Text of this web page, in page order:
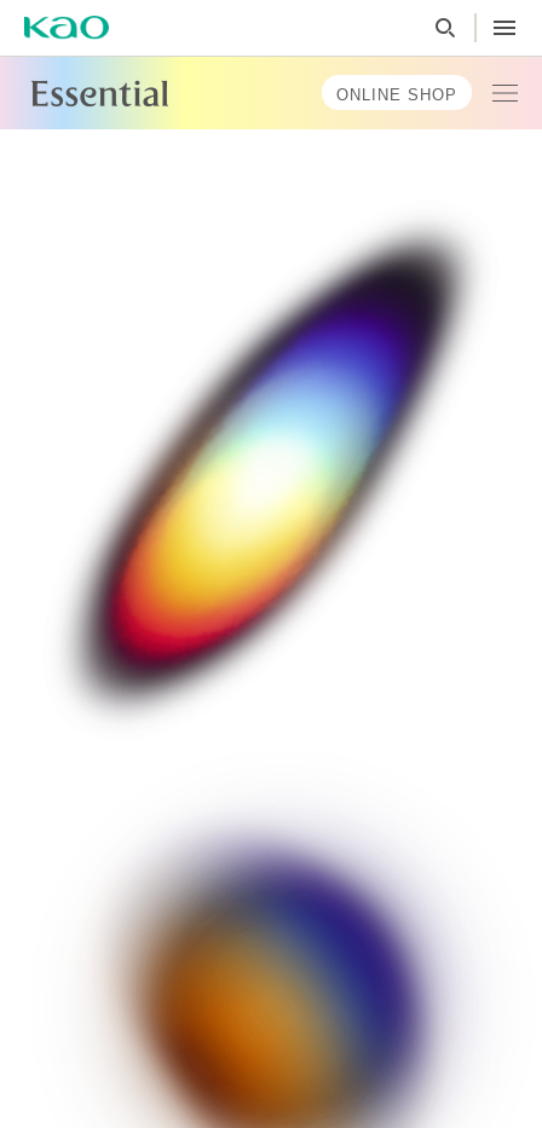
ONLINE SHOP
MESSAGE
PRODUCTS
TOPICS
ONLINE SHOP